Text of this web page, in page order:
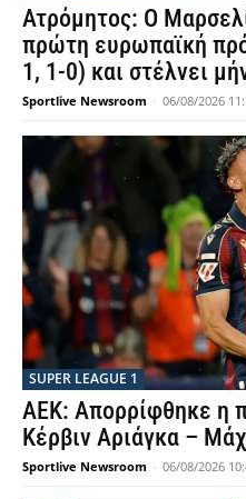
Ατρόμητος: Ο
πρώτη ευρωπαϊκή
1, 1-0) και στέλνει
Sportlive Newsroom - 06/08/2026
SUPER LEAGUE 1
ΑΕΚ: Απορρίφθηκε η
Κέρβιν Αριάγκα –
Sportlive Newsroom - 06/08/2026